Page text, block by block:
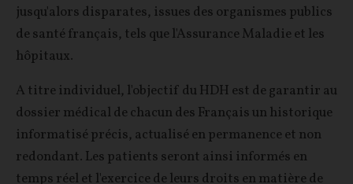
jusqu'alors disparates, issues des organismes publics
de santé français, tels que l'Assurance Maladie et les
hôpitaux.
A titre individuel, l'objectif du HDH est de garantir au
dossier médical de chacun des Français un historique
informatisé précis, actualisé en permanence et non
redondant. Les patients seront ainsi informés en
temps réel et l'exercice de leurs droits en matière de